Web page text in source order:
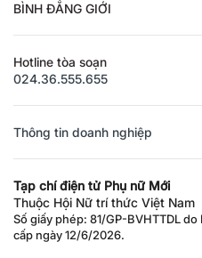
BÌNH ĐẲNG GIỚI
Hotline tòa soạn
024.36.555.655
Thông tin doanh nghiệp
Tạp chí điện tử Phụ nữ Mới
Thuộc Hội Nữ trí thức Việt Nam
Số giấy phép: 81/GP-BVHTTDL
cấp ngày 12/6/2026.